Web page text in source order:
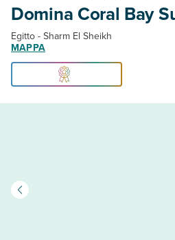
Domina Coral Bay
Egitto - Sharm El Sheikh
MAPPA